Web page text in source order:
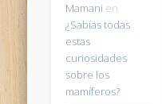
Mamani en
¿Sabías todas
estas
curiosidades
sobre los
mamíferos?